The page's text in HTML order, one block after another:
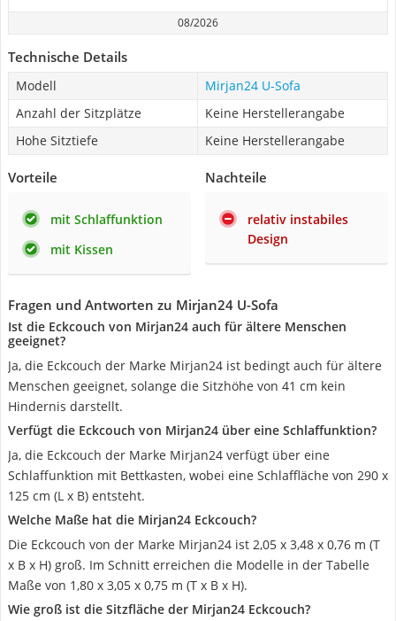
08/2026
Technische Details
Modell
Mirjan24 U-Sofa
Anzahl der Sitzplätze
Keine Herstellerangabe
Hohe Sitztiefe
Keine Herstellerangabe
Vorteile
mit Schlaffunktion
mit Kissen
Nachteile
relativ instabiles
Design
Fragen und Antworten zu Mirjan24 U-Sofa
Ist die Eckcouch von Mirjan24 auch für ältere Menschen
geeignet?
Ja, die Eckcouch der Marke Mirjan24 ist bedingt auch für ältere
Menschen geeignet, solange die Sitzhöhe von 41 cm kein
Hindernis darstellt.
Verfügt die Eckcouch von Mirjan24 über eine Schlaffunktion?
Ja, die Eckcouch der Marke Mirjan24 verfügt über eine
Schlaffunktion mit Bettkasten, wobei eine Schlaffläche von 290 x
125 cm (L x B) entsteht.
Welche Maße hat die Mirjan24 Eckcouch?
Die Eckcouch von der Marke Mirjan24 ist 2,05 x 3,48 x 0,76 m (T
x B x H) groß. Im Schnitt erreichen die Modelle in der Tabelle
Maße von 1,80 x 3,05 x 0,75 m (T x B x H).
Wie groß ist die Sitzfläche der Mirjan24 Eckcouch?